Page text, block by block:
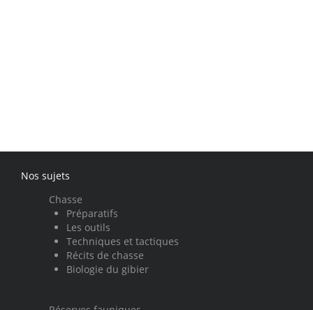
Nos sujets
Chasse
Préparatifs
Les outils
Techniques et tactiques
Récits de chasse
Biologie du gibier